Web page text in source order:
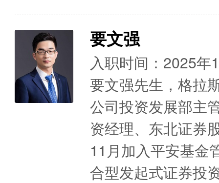
要文强
入职时间：2025年
要文强先生，格拉
公司投资发展部主
资经理、东北证券
11月加入平安基金
合型发起式证券投